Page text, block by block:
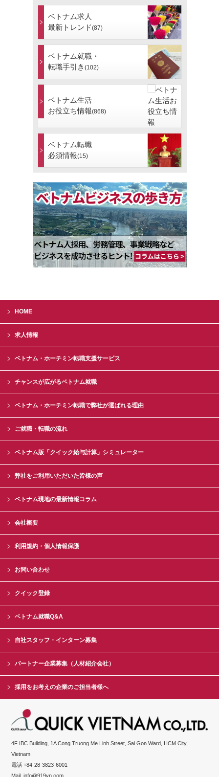
ベトナム求人
最新トレンド(87)
ベトナム就職・
転職手引き (102)
ベトナム生活
お役立ち情報(868)
ベトナム転職
必須情報(15)
HOME
求人情報
ベトナム・ホーチミン転職支援サービス
チャンスが広がるベトナム就職
ベトナム・ホーチミン転職で弊社が選ばれる理由
ご就職・転職の流れ
ベトナム版「クイック給与計算」シミュレーター
弊社をご利用いただいた皆様の声
ベトナム現地の最新情報コラム
会社概要
利用規約・個人情報保護
お問い合わせ
クイック登録
ベトナム就職Q&A
自社スタッフ・インターン募集
パートナー企業募集（人材紹介会社）
採用をお考えの企業のご担当者様へ
4F IBC Building, 1A Cong Truong Me Linh Street, Sai Gon Ward, HCM City,
Vietnam
電話 +84-28-3823-6001
Mailinfo@919vn.com